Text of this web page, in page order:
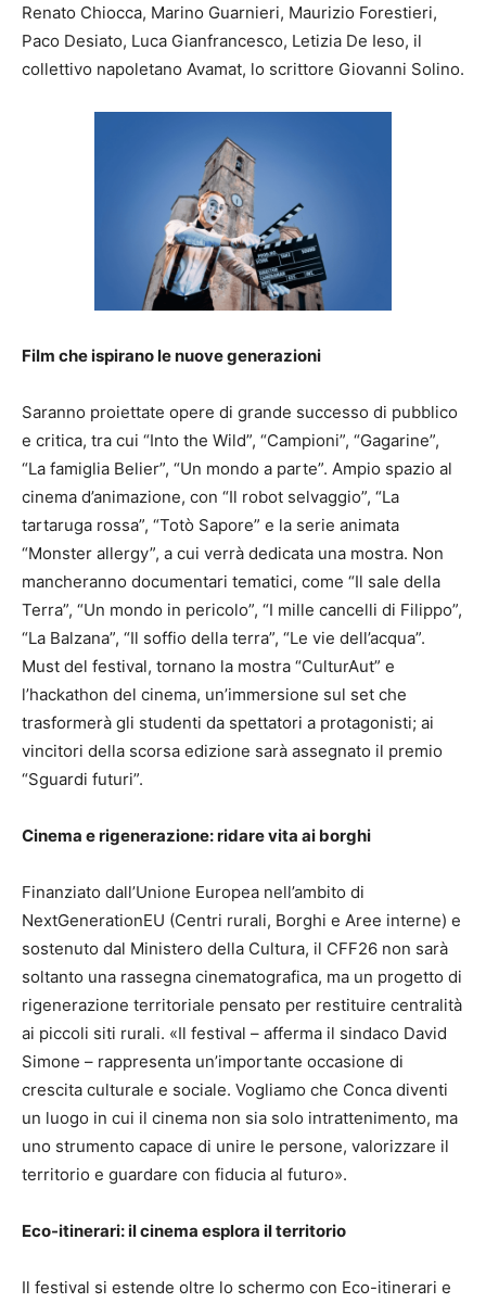
Renato Chiocca, Marino Guarnieri, Maurizio Forestieri,
Paco Desiato, Luca Gianfrancesco, Letizia De Ieso, il
collettivo napoletano Avamat, lo scrittore Giovanni Solino.
Film che ispirano le nuove generazioni
Saranno proiettate opere di grande successo di pubblico
e critica, tra cui “Into the Wild”, “Campioni”, “Gagarine”,
“La famiglia Belier”, “Un mondo a parte”. Ampio spazio al
cinema d’animazione, con “Il robot selvaggio”, “La
tartaruga rossa”, “Totò Sapore” e la serie animata
“Monster allergy”, a cui verrà dedicata una mostra. Non
mancheranno documentari tematici, come “Il sale della
Terra”, “Un mondo in pericolo”, “I mille cancelli di Filippo”,
“La Balzana”, “Il soffio della terra”, “Le vie dell’acqua”.
Must del festival, tornano la mostra “CulturAut” e
l’hackathon del cinema, un’immersione sul set che
trasformerà gli studenti da spettatori a protagonisti; ai
vincitori della scorsa edizione sarà assegnato il premio
“Sguardi futuri”.
Cinema e rigenerazione: ridare vita ai borghi
Finanziato dall’Unione Europea nell’ambito di
NextGenerationEU (Centri rurali, Borghi e Aree interne) e
sostenuto dal Ministero della Cultura, il CFF26 non sarà
soltanto una rassegna cinematografica, ma un progetto di
rigenerazione territoriale pensato per restituire centralità
ai piccoli siti rurali. «Il festival – afferma il sindaco David
Simone – rappresenta un’importante occasione di
crescita culturale e sociale. Vogliamo che Conca diventi
un luogo in cui il cinema non sia solo intrattenimento, ma
uno strumento capace di unire le persone, valorizzare il
territorio e guardare con fiducia al futuro».
Eco-itinerari: il cinema esplora il territorio
Il festival si estende oltre lo schermo con Eco-itinerari e